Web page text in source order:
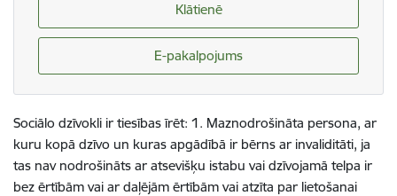
Klātienē
E-pakalpojums
Sociālo dzīvokli ir tiesības īrēt: 1. Maznodrošināta persona, ar
kuru kopā dzīvo un kuras apgādībā ir bērns ar invaliditāti, ja
tas nav nodrošināts ar atsevišķu istabu vai dzīvojamā telpa ir
bez ērtībām vai ar daļējām ērtībām vai atzīta par lietošanai